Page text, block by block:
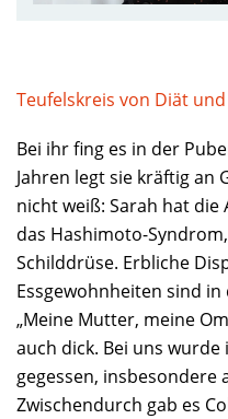
Teufelskreis von Diät
Bei ihr fing es in der
Jahren legt sie kräftig an
nicht weiß: Sarah hat die
das Hashimoto-
Schilddrüse. Erbliche
Essgewohnheiten sind
„Meine Mutter, meine
auch dick. Bei uns
gegessen, insbesondere
Zwischendurch gab es